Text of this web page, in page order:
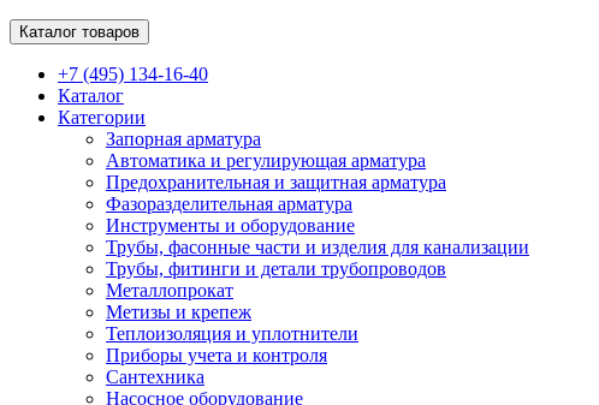
Каталог товаров
+7 (495) 134-16-40
Каталог
Категории
Запорная арматура
Автоматика и регулирующая арматура
Предохранительная и защитная арматура
Фазоразделительная арматура
Инструменты и оборудование
Трубы, фасонные части и изделия для канализации
Трубы, фитинги и детали трубопроводов
Металлопрокат
Метизы и крепеж
Теплоизоляция и уплотнители
Приборы учета и контроля
Сантехника
Насосное оборудование